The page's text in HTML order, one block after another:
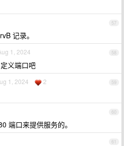
57
记录。
58
1, 2024
义端口吧
59
1, 2024 2
60
端口来提供服务的。
61